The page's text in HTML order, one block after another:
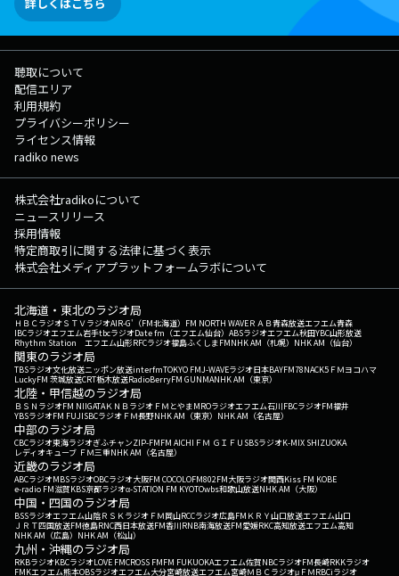
聴取について
配信エリア
利用規約
プライバシーポリシー
ライセンス情報
radiko news
株式会社radikoについて
ニュースリリース
採用情報
特定商取引に関する法律に基づく表示
株式会社メディアプラットフォームラボについて
北海道・東北のラジオ局
ＨＢＣラジオＳＴＶラジオAIR-G'（FM北海道） FM NORTH WAVEＲＡＢ青森放送エフエム青森
IBCラジオエフエム岩手tbcラジオDate fm（エフエム仙台） ABSラジオエフエム秋田YBC山形放送
Rhythm Station エフエム山形RFCラジオ福島ふくしまFMNHK AM（札幌） NHK AM（仙台）
関東のラジオ局
TBSラジオ文化放送ニッポン放送interfmTOKYO FMJ-WAVEラジオ日本BAYFM78NACK5 ＦＭヨコハマ
LuckyFM 茨城放送CRT栃木放送RadioBerryFM GUNMANHK AM（東京）
北陸・甲信越のラジオ局
ＢＳＮラジオFM NIIGATAＫＮＢラジオ ＦＭとやまMROラジオエフエム石川FBCラジオFM福井
YBSラジオFM FUJISBCラジオ ＦＭ長野NHK AM（東京） NHK AM（名古屋）
中部のラジオ局
CBCラジオ東海ラジオぎふチャンZIP-FMFM AICHI ＦＭ ＧＩＦＵ SBSラジオK-MIX SHIZUOKA
レディオキューブ ＦＭ三重NHK AM（名古屋）
近畿のラジオ局
ABCラジオMBSラジオOBCラジオ大阪FM COCOLOFM802FM大阪ラジオ関西Kiss FM KOBE
e-radio FM滋賀KBS京都ラジオα-STATION FM KYOTOwbs和歌山放送NHK AM（大阪）
中国・四国のラジオ局
BSSラジオエフエム山陰ＲＳＫラジオ ＦＭ岡山RCCラジオ広島FM ＫＲＹ山口放送エフエム山口
ＪＲＴ四国放送FM徳島RNC西日本放送FM香川RNB南海放送FM愛媛RKC高知放送エフエム高知
NHK AM（広島） NHK AM（松山）
九州・沖縄のラジオ局
RKBラジオKBCラジオLOVE FMCROSS FMFM FUKUOKAエフエム佐賀NBCラジオFM長崎RKKラジオ
FMKエフエム熊本OBSラジオエフエム大分宮崎放送エフエム宮崎ＭＢＣラジオμＦＭRBCiラジオ